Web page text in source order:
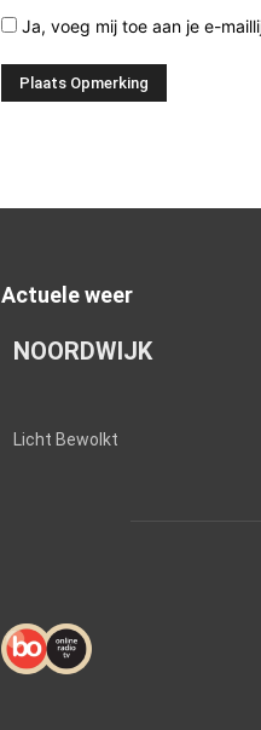
Ja, voeg mij toe aan je e-
Actuele weer
NOORDWIJK
Licht Bewolkt